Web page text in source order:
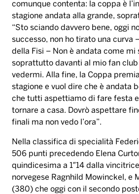
comunque contenta: la coppa è
stagione andata alla grande,
“Sto sciando davvero bene, oggi
successo, non ho tirato una curva
della Fisi – Non è andata come mi
soprattutto davanti al mio fan club
vedermi. Alla fine, la Coppa
stagione e vuol dire che è andata
che tutti aspettiamo di fare festa e
tornare a casa. Dovrò aspettare
finali ma non vedo l’ora”.
Nella classifica di specialità
506 punti precedendo Elena
quindicesima a 1″14 dalla
norvegese Ragnhild Mowinckel, e
(380) che oggi con il secondo